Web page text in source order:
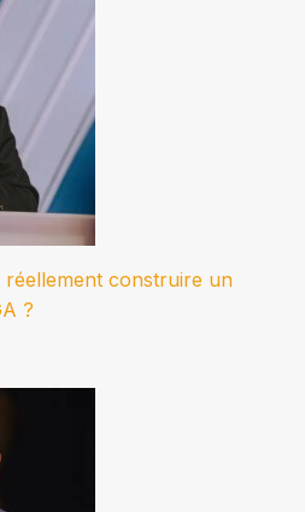
construire un
?